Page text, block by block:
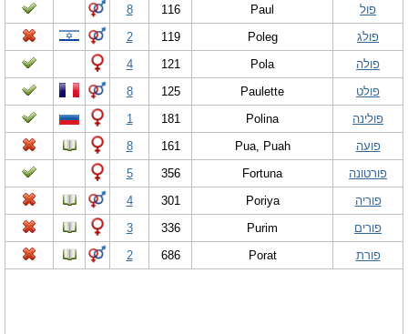
מפורסמיםחדש!
נומרולוגיה
הוסף שם
צור קשר
פייסבוק
פול Paul
116
8
פולג
Poleg
119
2
פולה
Pola
121
4
פולט
Paulette
125
8
פולינה
Polina
181
1
פועה
Pua, Puah
161
8
פורטונה
Fortuna
356
5
פוריה
Poriya
301
4
פורים
Purim
336
3
פורת
Porat
686
2